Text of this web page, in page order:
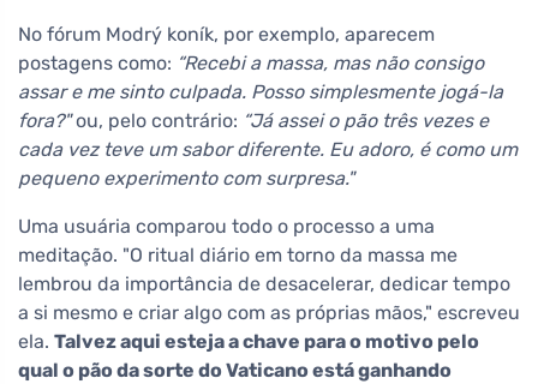
No fórum Modrý koník, por exemplo, aparecem
postagens como: “Recebi a massa, mas não consigo
assar e me sinto culpada. Posso simplesmente jogá-la
fora?"ou, pelo contrário: “Já assei o pão três vezes e
cada vez teve um sabor diferente. Eu adoro, é como um
pequeno experimento com surpresa."
Uma usuária comparou todo o processo a uma
meditação. "O ritual diário em torno da massa me
lembrou da importância de desacelerar, dedicar tempo
a si mesmo e criar algo com as próprias mãos," escreveu
ela. Talvez aqui esteja a chave para o motivo pelo
qual o pão da sorte do Vaticano está ganhando